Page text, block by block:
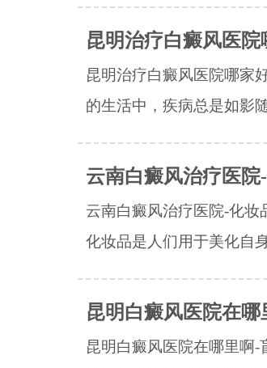
昆明治疗白癜风医
昆明治疗白癜风医院哪家
的生活中，疾病总是如影
云南白癜风治疗医
云南白癜风治疗医院-化妆
化妆品是人们用于美化自
昆明白癜风医院在
昆明白癜风医院在哪里啊